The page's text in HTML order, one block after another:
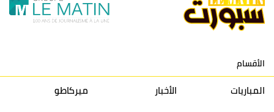
11 نادي النهضة زمامرة 30
28
37
33
13 إتحاد تواركة 30
32
40
31
الأقسام
المباريات الأخبار
ميركاطو